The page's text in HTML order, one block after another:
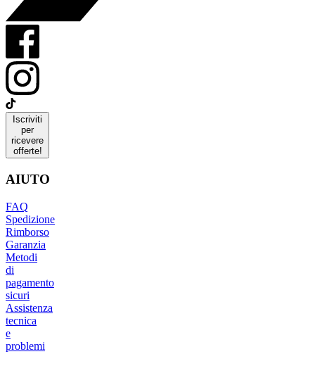
Iscriviti
per
ricevere
offerte!
AIUTO
FAQ
Spedizione
Rimborso
Garanzia
Metodi
di
pagamento
sicuri
Assistenza
tecnica
e
problemi